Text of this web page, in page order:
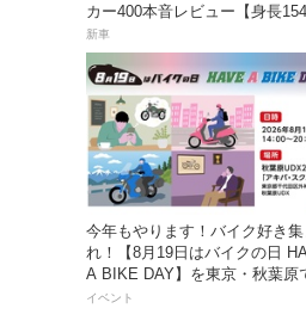
カー400本音レビュー【身長
の足着きは？】
新車
今年もやります！バイク好き集
れ！【8月19日はバイクの日
A BIKE DAY】を東京・秋葉原
催！
イベント